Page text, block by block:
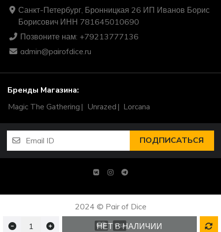
НЕТ В НАЛИЧИИ
Санкт-Петербург, Бронницкая 26 ИП Иванов Борис
Борисович ИНН 781645010690
Позвоните нам: +79213777136
admin@pairofdice.ru
Бренды Магазина:
Magic The Gathering
Unrazed Lorcana
ПОДПИСАТЬСЯ
2024 © Pair of Dice